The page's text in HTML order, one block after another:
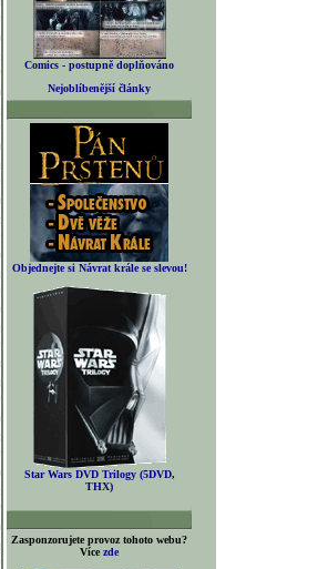
Comics - postupně doplňováno
Nejoblíbenější články
Objednejte si Návrat krále se slevou!
Star Wars DVD Trilogy (5DVD,
THX)
Zasponzorujete provoz tohoto webu?
Více zde